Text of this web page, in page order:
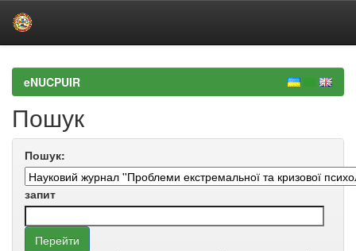
navigationeNUCPUIR
Пошук
Пошук:
запит